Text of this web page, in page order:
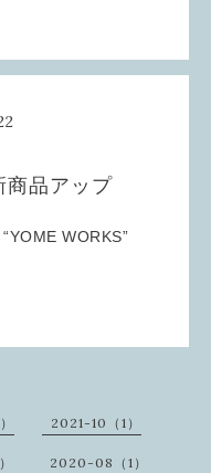
品アップ
WORKS”
2021-10（1）
2020-08（1）